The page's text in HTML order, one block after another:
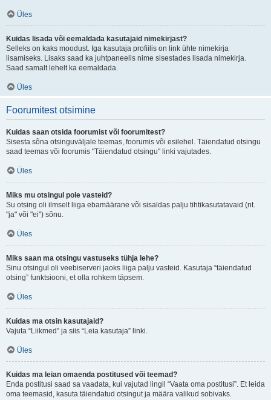
Üles
Kuidas lisada või eemaldada kasutajaid nimekirjast?
Selleks on kaks moodust. Iga kasutaja profiilis on link ühte nimekirja
lisamiseks. Lisaks saad ka juhtpaneelis nime sisestades lisada nimekirja.
Saad samalt lehelt ka eemaldada.
Üles
Foorumitest otsimine
Kuidas saan otsida foorumist või foorumitest?
Sisesta sõna otsinguväljale teemas, foorumis või esilehel. Täiendatud otsingu
saad teemas või foorumis "Täiendatud otsingu" linki vajutades.
Üles
Miks mu otsingul pole vasteid?
Su otsing oli ilmselt liiga ebamäärane või sisaldas palju tihtikasutatavaid (nt.
"ja" või "ei") sõnu.
Üles
Miks saan ma otsingu vastuseks tühja lehe?
Sinu otsingul oli veebiserveri jaoks liiga palju vasteid. Kasutaja “täiendatud
otsing” funktsiooni, et olla rohkem täpsem.
Üles
Kuidas ma otsin kasutajaid?
Vajuta “Liikmed” ja siis “Leia kasutaja” linki.
Üles
Kuidas ma leian omaenda postitused või teemad?
Enda postitusi saad sa vaadata, kui vajutad lingil “Vaata oma postitusi”. Et leida
oma teemasid, kasuta täiendatud otsingut ja määra valikud sobivaks.